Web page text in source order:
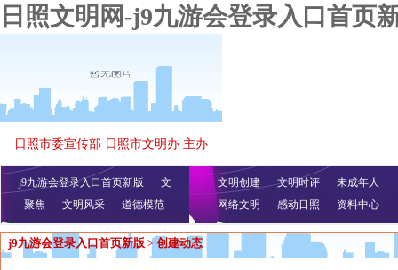
日照文明网-j9九游会登录入口首页
日照市委宣传部 日照市文明办 主办
j9九游会登录入口首页新版
文
明播报
公益视频
聚焦 文明风采 道德模范
文明创建 文明时评
未成年人
网络文明
感动日照 资料中心
j9九游会登录入口首页新版 > 创建动态